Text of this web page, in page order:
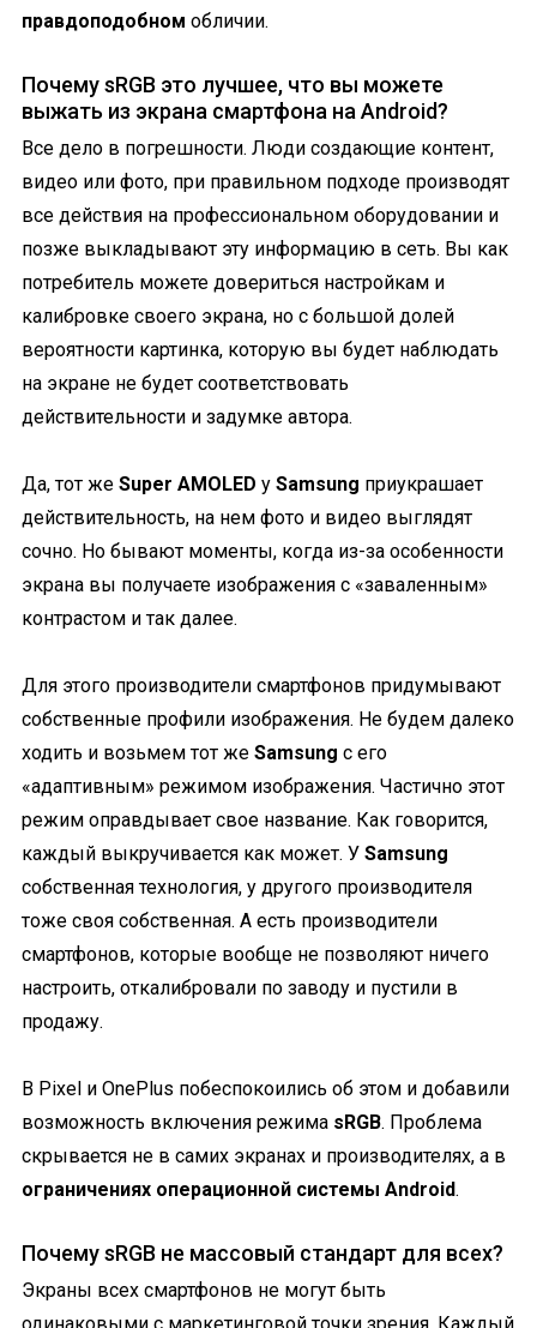
правдоподобном обличии.
Почему sRGB это лучшее, что вы можете
выжать из экрана смартфона на Android?
Все дело в погрешности. Люди создающие контент,
видео или фото, при правильном подходе производят
все действия на профессиональном оборудовании и
позже выкладывают эту информацию в сеть. Вы как
потребитель можете довериться настройкам и
калибровке своего экрана, но с большой долей
вероятности картинка, которую вы будет наблюдать
на экране не будет соответствовать
действительности и задумке автора.
Да, тот же Super AMOLED у Samsung приукрашает
действительность, на нем фото и видео выглядят
сочно. Но бывают моменты, когда из-за особенности
экрана вы получаете изображения с «заваленным»
контрастом и так далее.
Для этого производители смартфонов придумывают
собственные профили изображения. Не будем далеко
ходить и возьмем тот же Samsung с его
«адаптивным» режимом изображения. Частично этот
режим оправдывает свое название. Как говорится,
каждый выкручивается как может. У Samsung
собственная технология, у другого производителя
тоже своя собственная. А есть производители
смартфонов, которые вообще не позволяют ничего
настроить, откалибровали по заводу и пустили в
продажу.
В Pixel и OnePlus побеспокоились об этом и добавили
возможность включения режима sRGB. Проблема
скрывается не в самих экранах и производителях, а в
ограничениях операционной системы Android.
Почему sRGB не массовый стандарт для всех?
Экраны всех смартфонов не могут быть